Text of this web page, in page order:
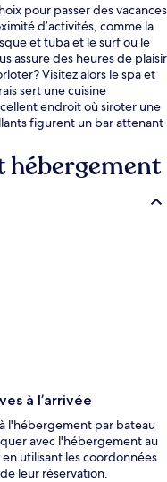
pour passer des vacances
d’activités, comme la
et tuba et le surf ou le
assure des heures de plaisir
Visitez alors le spa et
sert une cuisine
endroit où siroter une
figurent un bar attenant
le personnel
hébergement
à l’arrivée
l'hébergement par bateau
avec l'hébergement au
utilisant les coordonnées
leur réservation.